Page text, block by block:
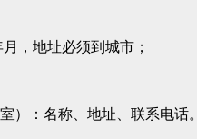
，地址必须到城市；
）：名称、地址、联系电话。